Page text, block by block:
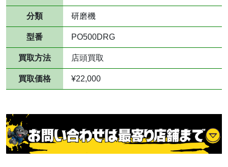
分類 研磨機
型番 PO500DRG
買取方法 店頭買取
買取価格 ¥22,000